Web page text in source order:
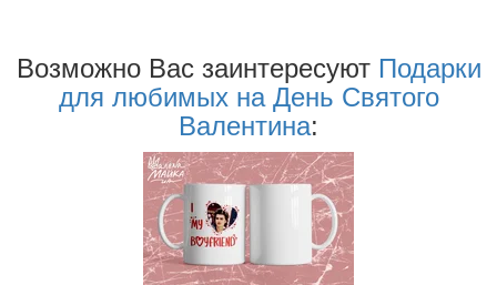
Возможно Ваc заинтересуют Подарки
для любимых на День Святого
Валентина: